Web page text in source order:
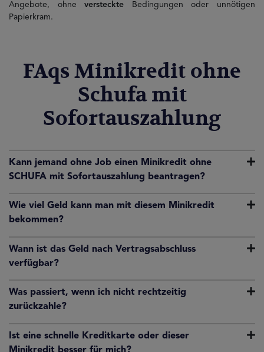
Angebote, ohneversteckte
Bedingungen oder unnötigen
Papierkram.
FAqs Minikredit ohne
Schufa mit
Sofortauszahlung
Kann jemand ohne Job einen Minikredit ohne
SCHUFA mit Sofortauszahlung beantragen?
Wie viel Geld kann man mit diesem Minikredit
bekommen?
Wann ist das Geld nach Vertragsabschluss
verfügbar?
Was passiert, wenn ich nicht rechtzeitig
zurückzahle?
Ist eine schnelle Kreditkarte oder dieser
Minikredit besser für mich?